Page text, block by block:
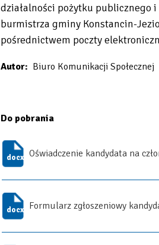
działalności pożytku publicznego
burmistrza gminy Konstancin-
pośrednictwem poczty
Autor Biuro Komunikacji Społecznej
Do pobrania
Oświadczenie kandydata na
Formularz zgłoszeniowy